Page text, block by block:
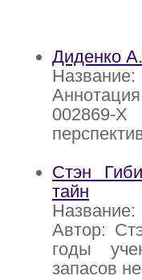
Диденко
Стэн
тайн
Автор:
годы
запасов